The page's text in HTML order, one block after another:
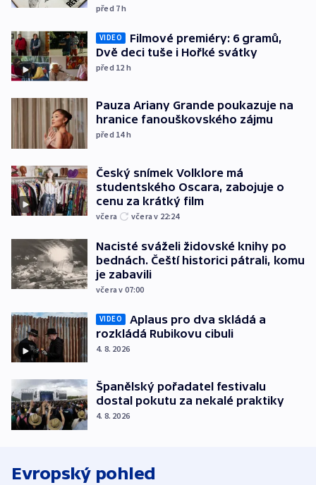
před 7h
VIDEO
Filmové premiéry: 6 gramů,
Dvě deci tuše i Hořké svátky
před 12 h
Pauza Ariany Grande poukazuje na
hranice fanouškovského zájmu
před 14h
Český snímek Volklore má
studentského Oscara, zabojuje o
cenu za krátký film
včera včera v 22:24
Nacisté sváželi židovské knihy po
bednách. Čeští historici pátrali, komu
je zabavili
včera v 07:00
VIDEO
Aplaus pro dva skládá a
rozkládá Rubikovu cibuli
4. 8. 2026
Španělský pořadatel festivalu
dostal pokutu za nekalé praktiky
4. 8. 2026
Evropský pohled